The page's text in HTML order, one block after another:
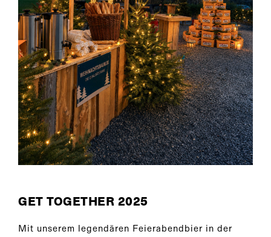
GET TOGETHER 2025
Mit unserem legendären Feierabendbier in der